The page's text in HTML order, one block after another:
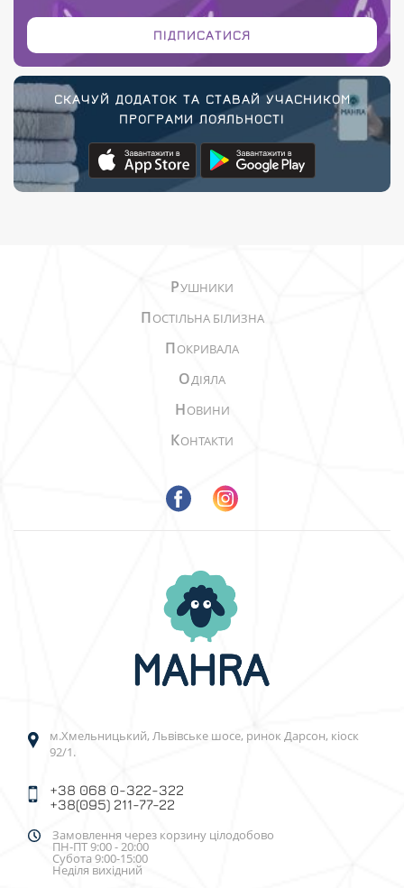
ПІДПИСАТИСЯ
СКАЧУЙ ДОДАТОК ТА СТАВАЙ УЧАСНИКОМ
ПРОГРАМИ ЛОЯЛЬНОСТІ
РУШНИКИ
ПОСТІЛЬНА БІЛИЗНА
ПОКРИВАЛА
ОДІЯЛА
НОВИНИ
КОНТАКТИ
м.Хмельницький, Львівське шосе, ринок Дарсон, кіоск
92/1.
+38 068 0-322-322
+38(095) 211-77-22
Замовлення через корзину цілодобово
ПН-ПТ 9:00 - 20:00
Субота 9:00-15:00
Неділя вихідний